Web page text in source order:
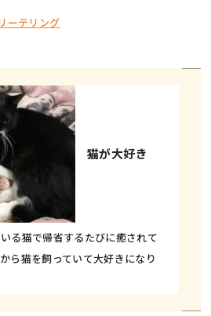
ーテリング
猫が大好き
る猫で帰省するたびに癒されて
ら猫を飼っていて大好きになり